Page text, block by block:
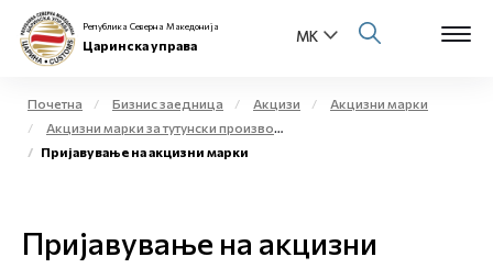
За нас
Република Северна Македонија
Царинска управа
Почетна Бизнис заедница Акцизи
Акцизни марки
Акцизни марки за тутунски производи
Пријавување на акцизни марки
Пријавување на акцизни